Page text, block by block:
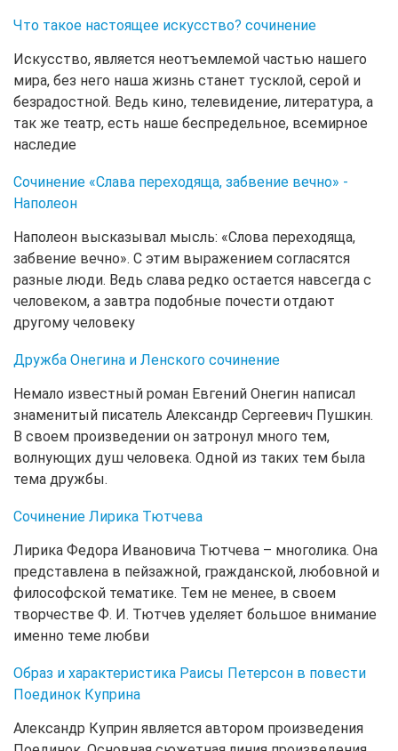
Что такое настоящее искусство? сочинение
Искусство, является неотъемлемой частью нашего
мира, без него наша жизнь станет тусклой, серой и
безрадостной. Ведь кино, телевидение, литература, а
так же театр, есть наше беспредельное, всемирное
наследие
Сочинение «Слава переходяща, забвение вечно» -
Наполеон
Наполеон высказывал мысль: «Слова переходяща,
забвение вечно». С этим выражением согласятся
разные люди. Ведь слава редко остается навсегда с
человеком, а завтра подобные почести отдают
другому человеку
Дружба Онегина и Ленского сочинение
Немало известный роман Евгений Онегин написал
знаменитый писатель Александр Сергеевич Пушкин.
В своем произведении он затронул много тем,
волнующих душ человека. Одной из таких тем была
тема дружбы.
Сочинение Лирика Тютчева
Лирика Федора Ивановича Тютчева – многолика. Она
представлена в пейзажной, гражданской, любовной и
философской тематике. Тем не менее, в своем
творчестве Ф. И. Тютчев уделяет большое внимание
именно теме любви
Образ и характеристика Раисы Петерсон в повести
Поединок Куприна
Александр Куприн является автором произведения